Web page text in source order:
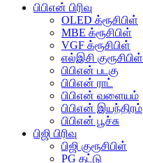
பிபிஎன் பிரிவு
OLED க்ரூசிபிள்
MBE க்ரூசிபிள்
VGF க்ரூசிபிள்
எல்இசி குரூசிபிள்
பிபிஎன் படகு
பிபிஎன் ராட்
பிபிஎன் வளையம்
பிபிஎன் இயந்திரம்
பிபிஎன் பூச்சு
பிஜி பிரிவு
பிஜி குரூசிபிள்
PG தட்டு